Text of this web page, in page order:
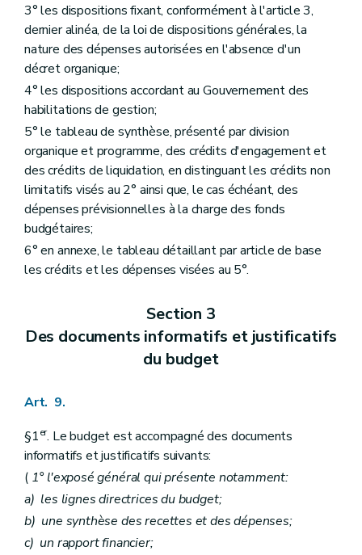
3° les dispositions fixant, conformément à l'article 3,
dernier alinéa, de la loi de dispositions générales, la
nature des dépenses autorisées en l'absence d'un
décret organique;
4° les dispositions accordant au Gouvernement des
habilitations de gestion;
5° le tableau de synthèse, présenté par division
organique et programme, des crédits d'engagement et
des crédits de liquidation, en distinguant les crédits non
limitatifs visés au 2° ainsi que, le cas échéant, des
dépenses prévisionnelles à la charge des fonds
budgétaires;
6° en annexe, le tableau détaillant par article de base
les crédits et les dépenses visées au 5°.
Section 3
Des documents informatifs et justificatifs
du budget
Art. 9.
§1er. Le budget est accompagné des documents
informatifs et justificatifs suivants:
( 1° l'exposé général qui présente notamment:
a) les lignes directrices du budget;
b) une synthèse des recettes et des dépenses;
c) un rapport financier;